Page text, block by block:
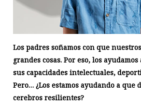
Los padres soñamos con que
grandes cosas. Por eso, los
sus capacidades intelectuales,
Pero… ¿Los estamos ayudando a que
cerebros resilientes?